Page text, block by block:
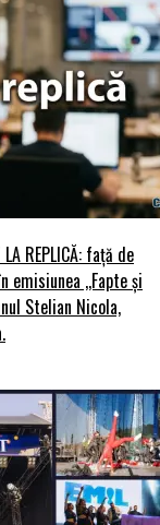
REPLICĂ: față de
emisiunea ,,Fapte și
Stelian Nicola,